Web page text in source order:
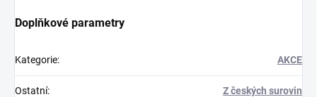
Doplňkové parametry
Kategorie: AKCE
Ostatní: Z českých surovin